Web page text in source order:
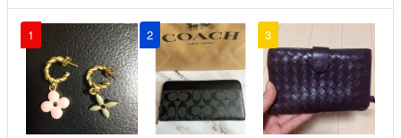
当アカウントはラクマ公式パートナーです。
◆特商法：https://fril.jp/ts/official/law/vtr/
◆返品特約：https://fril.jp/ts/official/law/vtr/#return_policy
◆適格請求書発行事業者登録番号：T4260002013524
1 2 3